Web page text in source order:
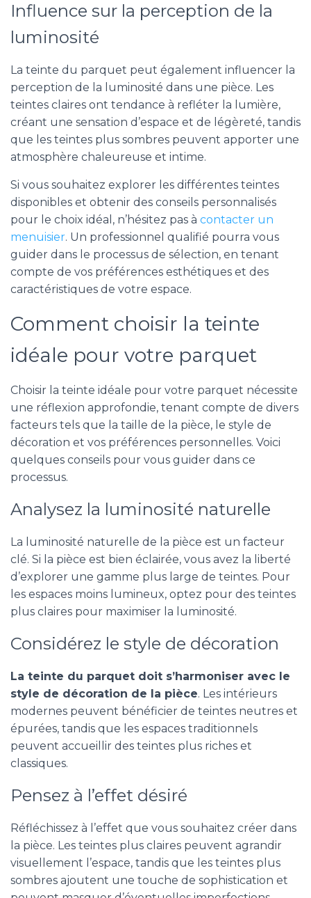
Influence sur la perception de la
luminosité
La teinte du parquet peut également influencer la
perception de la luminosité dans une pièce. Les
teintes claires ont tendance à refléter la lumière,
créant une sensation d’espace et de légèreté, tandis
que les teintes plus sombres peuvent apporter une
atmosphère chaleureuse et intime.
Si vous souhaitez explorer les différentes teintes
disponibles et obtenir des conseils personnalisés
pour le choix idéal, n’hésitez pas à contacter un
menuisier. Un professionnel qualifié pourra vous
guider dans le processus de sélection, en tenant
compte de vos préférences esthétiques et des
caractéristiques de votre espace.
Comment choisir la teinte
idéale pour votre parquet
Choisir la teinte idéale pour votre parquet nécessite
une réflexion approfondie, tenant compte de divers
facteurs tels que la taille de la pièce, le style de
décoration et vos préférences personnelles. Voici
quelques conseils pour vous guider dans ce
processus.
Analysez la luminosité naturelle
La luminosité naturelle de la pièce est un facteur
clé. Si la pièce est bien éclairée, vous avez la liberté
d’explorer une gamme plus large de teintes. Pour
les espaces moins lumineux, optez pour des teintes
plus claires pour maximiser la luminosité.
Considérez le style de décoration
La teinte du parquet doit s’harmoniser avec le
style de décoration de la pièce. Les intérieurs
modernes peuvent bénéficier de teintes neutres et
épurées, tandis que les espaces traditionnels
peuvent accueillir des teintes plus riches et
classiques.
Pensez à l’effet désiré
Réfléchissez à l’effet que vous souhaitez créer dans
la pièce. Les teintes plus claires peuvent agrandir
visuellement l’espace, tandis que les teintes plus
sombres ajoutent une touche de sophistication et